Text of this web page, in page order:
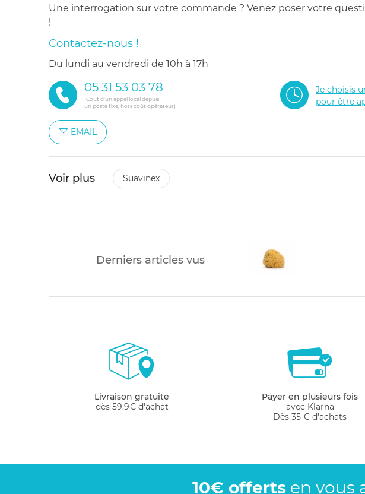
Une interrogation sur votre commande ? Venez poser votre
!
Contactez-nous !
du lundi au vendredi de 10h à 17h
05 31 53 03 78
(Coût d'un appel local depuis
un poste fixe, hors coût opérateur)
Je choisis
pour être
EMAIL
Voir plus suavinex
Derniers articles vus
Livraison gratuite
dès 59.9€ d'achat
Payer en plusieurs fois
avec Klarna
Dès 35 € d'achats
10€ offertsen vous